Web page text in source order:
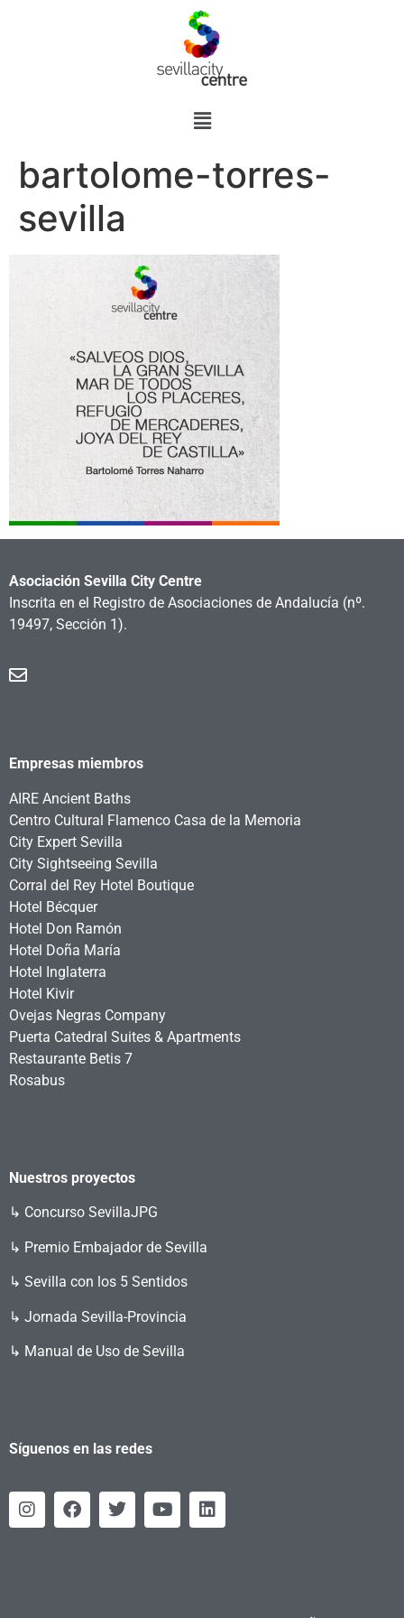
bartolome-torres-
sevilla
Asociación Sevilla City Centre
Inscrita en el Registro de Asociaciones de Andalucía (nº.
19497, Sección 1).
Empresas miembros
AIRE Ancient Baths
Centro Cultural Flamenco Casa de la Memoria
City Expert Sevilla
City Sightseeing Sevilla
Corral del Rey Hotel Boutique
Hotel Bécquer
Hotel Don Ramón
Hotel Doña María
Hotel Inglaterra
Hotel Kivir
Ovejas Negras Company
Puerta Catedral Suites & Apartments
Restaurante Betis 7
Rosabus
Nuestros proyectos
↳ Concurso SevillaJPG
↳ Premio Embajador de Sevilla
↳ Sevilla con los 5 Sentidos
↳ Jornada Sevilla-Provincia
↳ Manual de Uso de Sevilla
Síguenos en las redes